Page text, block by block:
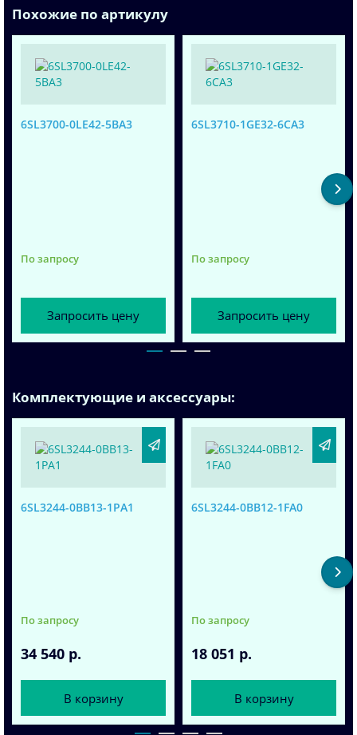
Похожие по артикулу
6SL3700-0LE42-5BA3
По запросу
Запросить цену
6SL3710-1GE32-6CA3
По запросу
Запросить цену
Комплектующие и аксессуары:
6SL3244-0BB13-1PA1
По запросу
34 540 р.
В корзину
6SL3244-0BB12-1FA0
По запросу
18 051 р.
В корзину